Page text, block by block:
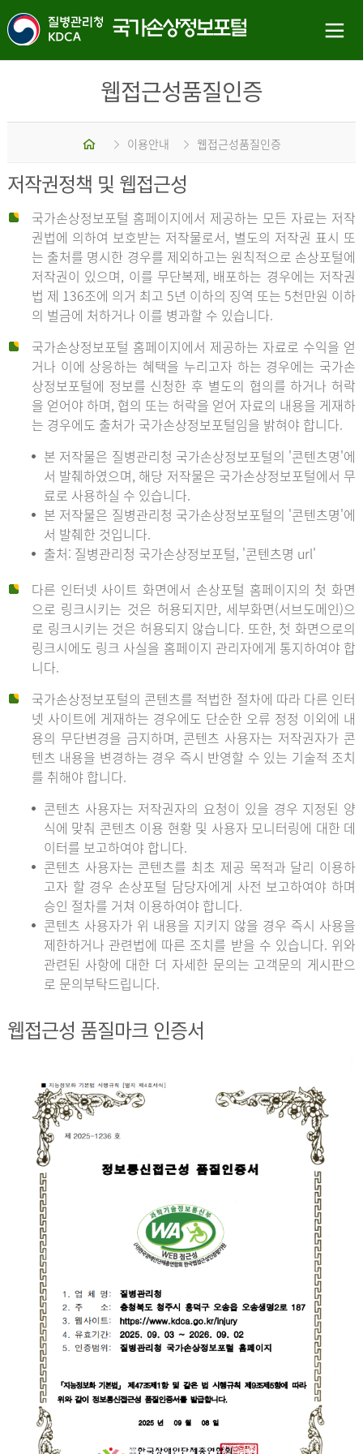
웹접근성품질인증
홈 이용안내 웹접근성품질인증
저작권정책 및 웹접근성
국가손상정보포털 홈페이지에서 제공하는 모든 자료는 저작
권법에 의하여 보호받는 저작물로서, 별도의 저작권 표시 또
는 출처를 명시한 경우를 제외하고는 원칙적으로 손상포털에
저작권이 있으며, 이를 무단복제, 배포하는 경우에는 저작권
법 제 136조에 의거 최고 5년 이하의 징역 또는 5천만원 이하
의 벌금에 처하거나 이를 병과할 수 있습니다.
국가손상정보포털 홈페이지에서 제공하는 자료로 수익을 얻
거나 이에 상응하는 혜택을 누리고자 하는 경우에는 국가손
상정보포털에 정보를 신청한 후 별도의 협의를 하거나 허락
을 얻어야 하며, 협의 또는 허락을 얻어 자료의 내용을 게재하
는 경우에도 출처가 국가손상정보포털임을 밝혀야 합니다.
본 저작물은 질병관리청 국가손상정보포털의 '콘텐츠명'에
서 발췌하였으며, 해당 저작물은 국가손상정보포털에서 무
료로 사용하실 수 있습니다.
본 저작물은 질병관리청 국가손상정보포털의 '콘텐츠명'에
서 발췌한 것입니다.
출처: 질병관리청 국가손상정보포털, '콘텐츠명 url'
다른 인터넷 사이트 화면에서 손상포털 홈페이지의 첫 화면
으로 링크시키는 것은 허용되지만, 세부화면(서브도메인)으
로 링크시키는 것은 허용되지 않습니다. 또한, 첫 화면으로의
링크시에도 링크 사실을 홈페이지 관리자에게 통지하여야 합
니다.
국가손상정보포털의 콘텐츠를 적법한 절차에 따라 다른 인터
넷 사이트에 게재하는 경우에도 단순한 오류 정정 이외에 내
용의 무단변경을 금지하며, 콘텐츠 사용자는 저작권자가 콘
텐츠 내용을 변경하는 경우 즉시 반영할 수 있는 기술적 조치
를 취해야 합니다.
콘텐츠 사용자는 저작권자의 요청이 있을 경우 지정된 양
식에 맞춰 콘텐츠 이용 현황 및 사용자 모니터링에 대한 데
이터를 보고하여야 합니다.
콘텐츠 사용자는 콘텐츠를 최초 제공 목적과 달리 이용하
고자 할 경우 손상포털 담당자에게 사전 보고하여야 하며
승인 절차를 거쳐 이용하여야 합니다.
콘텐츠 사용자가 위 내용을 지키지 않을 경우 즉시 사용을
제한하거나 관련법에 따른 조치를 받을 수 있습니다. 위와
관련된 사항에 대한 더 자세한 문의는 고객문의 게시판으
로 문의부탁드립니다.
웹접근성 품질마크 인증서